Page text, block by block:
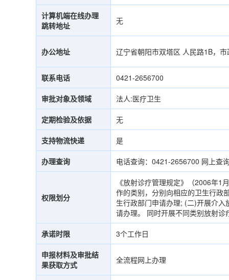
计算机端在线办理
跳转地址
无
办公地址 辽宁省朝阳市双塔区 人民路1B，
联系电话 0421-2656700
审批对象及领域 法人:医疗卫生
定期检验及依据 无
支持物流快递 是
办理查询 电话查询：0421-2656700 网上查
权限划分
《放射诊疗管理规定》（2006年1
作的类别，分别向相应的卫生行政
生行政部门申请办理; (二)开展介
请办理。 同时开展不同类别放射
承诺时限 3个工作日
申报材料及审批结
果获取方式
全流程网上办理